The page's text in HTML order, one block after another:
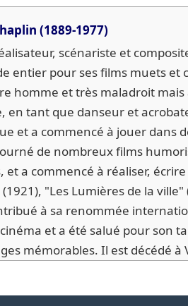
(1889-1977)
scénariste et
entier pour ses films muets
homme et très maladroit
en tant que danseur et
et a commencé à jouer dans
de nombreux films
et a commencé à réaliser,
"Les Lumières de la
à sa renommée
et a été salué pour son
mémorables. Il est décédé à